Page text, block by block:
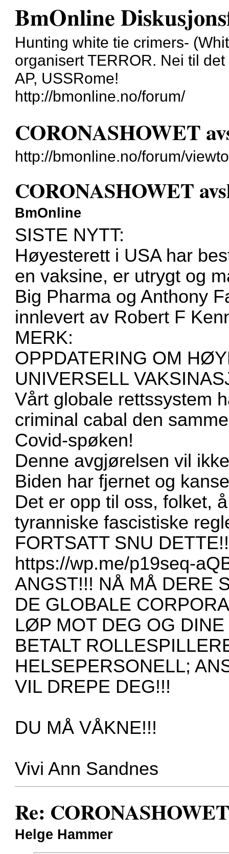
BmOnline
Hunting white tie crimers-
organisert TERROR. Nei til
AP, USSRome!
http://bmonline.no/forum/
CORONASHOWET
http://bmonline.no/forum/
CORONASHOWET
BmOnline
SISTE NYTT:
Høyesterett i USA har
en vaksine, er utrygt og
Big Pharma og Anthony
innlevert av Robert F
MERK:
OPPDATERING OM
UNIVERSELL
Vårt globale rettssystem
criminal cabal den
Covid-spøken!
Denne avgjørelsen vil
Biden har fjernet og
Det er opp til oss, folket,
tyranniske fascistiske
FORTSATT SNU DETTE!!
https://wp.me/p19seq-
ANGST!!! NÅ MÅ DERE
DE GLOBALE
LØP MOT DEG OG
BETALT
HELSEPERSONELL;
VIL DREPE DEG!!!
DU MÅ VÅKNE!!!
Vivi Ann Sandnes
Re:
Helge Hammer